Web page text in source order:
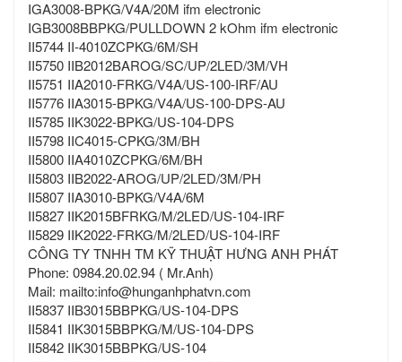
IGA3008-BPKG/V4A/20M ifm electronic
IGB3008BBPKG/PULLDOWN 2 kOhm ifm electronic
II5744 II-4010ZCPKG/6M/SH
II5750 IIB2012BAROG/SC/UP/2LED/3M/VH
II5751 IIA2010-FRKG/V4A/US-100-IRF/AU
II5776 IIA3015-BPKG/V4A/US-100-DPS-AU
II5785 IIK3022-BPKG/US-104-DPS
II5798 IIC4015-CPKG/3M/BH
II5800 IIA4010ZCPKG/6M/BH
II5803 IIB2022-AROG/UP/2LED/3M/PH
II5807 IIA3010-BPKG/V4A/6M
II5827 IIK2015BFRKG/M/2LED/US-104-IRF
II5829 IIK2022-FRKG/M/2LED/US-104-IRF
CÔNG TY TNHH TM KỸ THUẬT HƯNG ANH PHÁT
Phone: 0984.20.02.94 ( Mr.Anh)
Mail: mailto:info@hunganhphatvn.com
II5837 IIB3015BBPKG/US-104-DPS
II5841 IIK3015BBPKG/M/US-104-DPS
II5842 IIK3015BBPKG/US-104